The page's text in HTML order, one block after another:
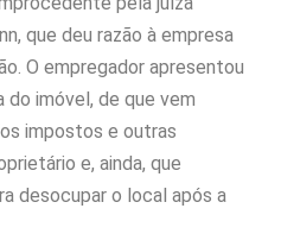
que deu razão à empresa
O empregador apresentou
imóvel, de que vem
impostos e outras
e, ainda, que
desocupar o local após a